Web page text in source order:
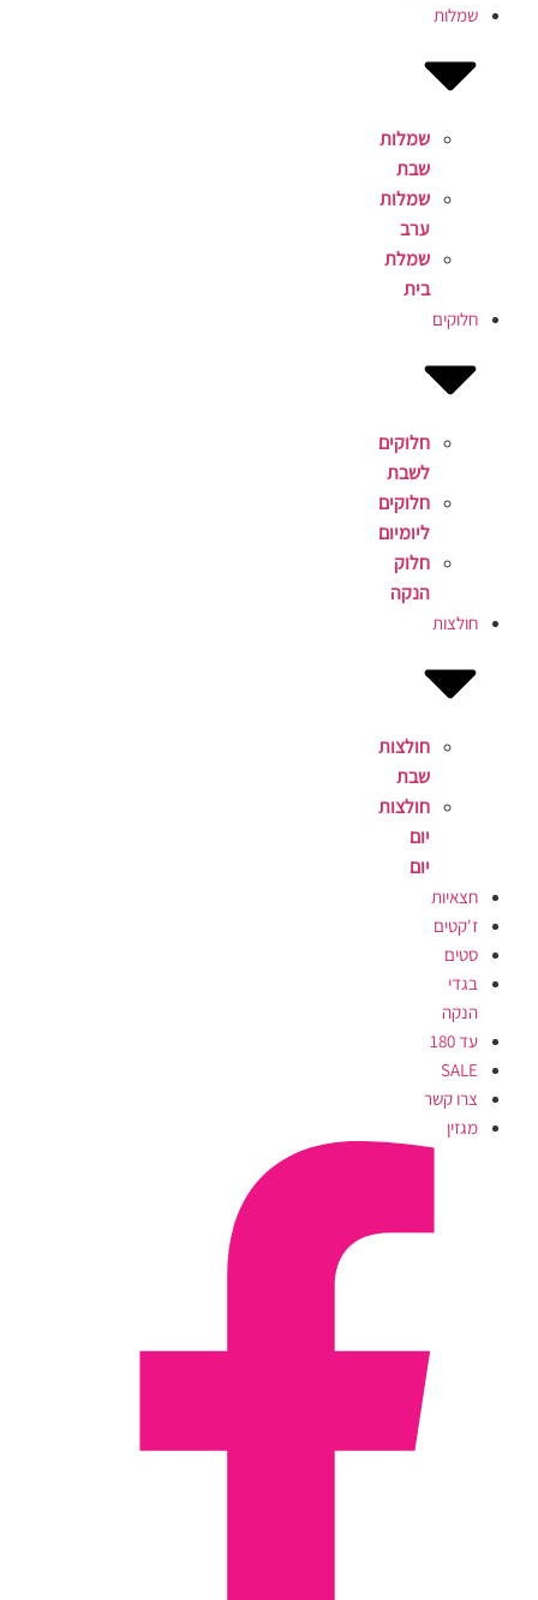
שמלות
שמלות
שבת
שמלות
ערב
שמלת
בית
חלוקים
חלוקים
לשבת
חלוקים
ליומיום
חלוק
הנקה
חולצות
חולצות
שבת
חולצות
יום
יום
חצאיות
ז'קטים
סטים
בגדי
הנקה
עד 180
SALE
צרו קשר
מגזין